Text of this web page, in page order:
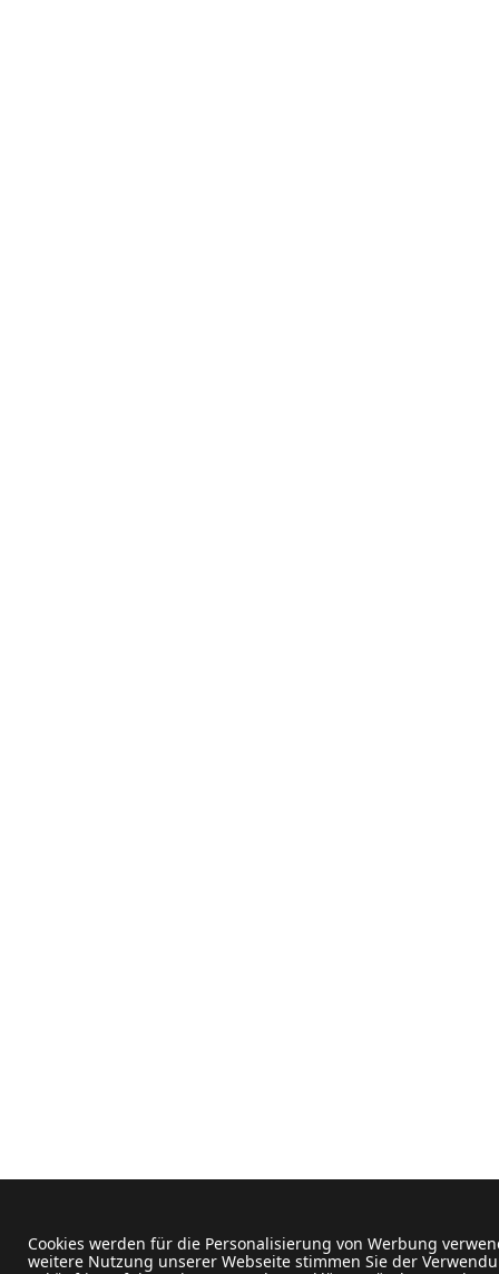
Cookies werden für die Personalisierung von Werbung
weitere Nutzung unserer Webseite stimmen Sie der